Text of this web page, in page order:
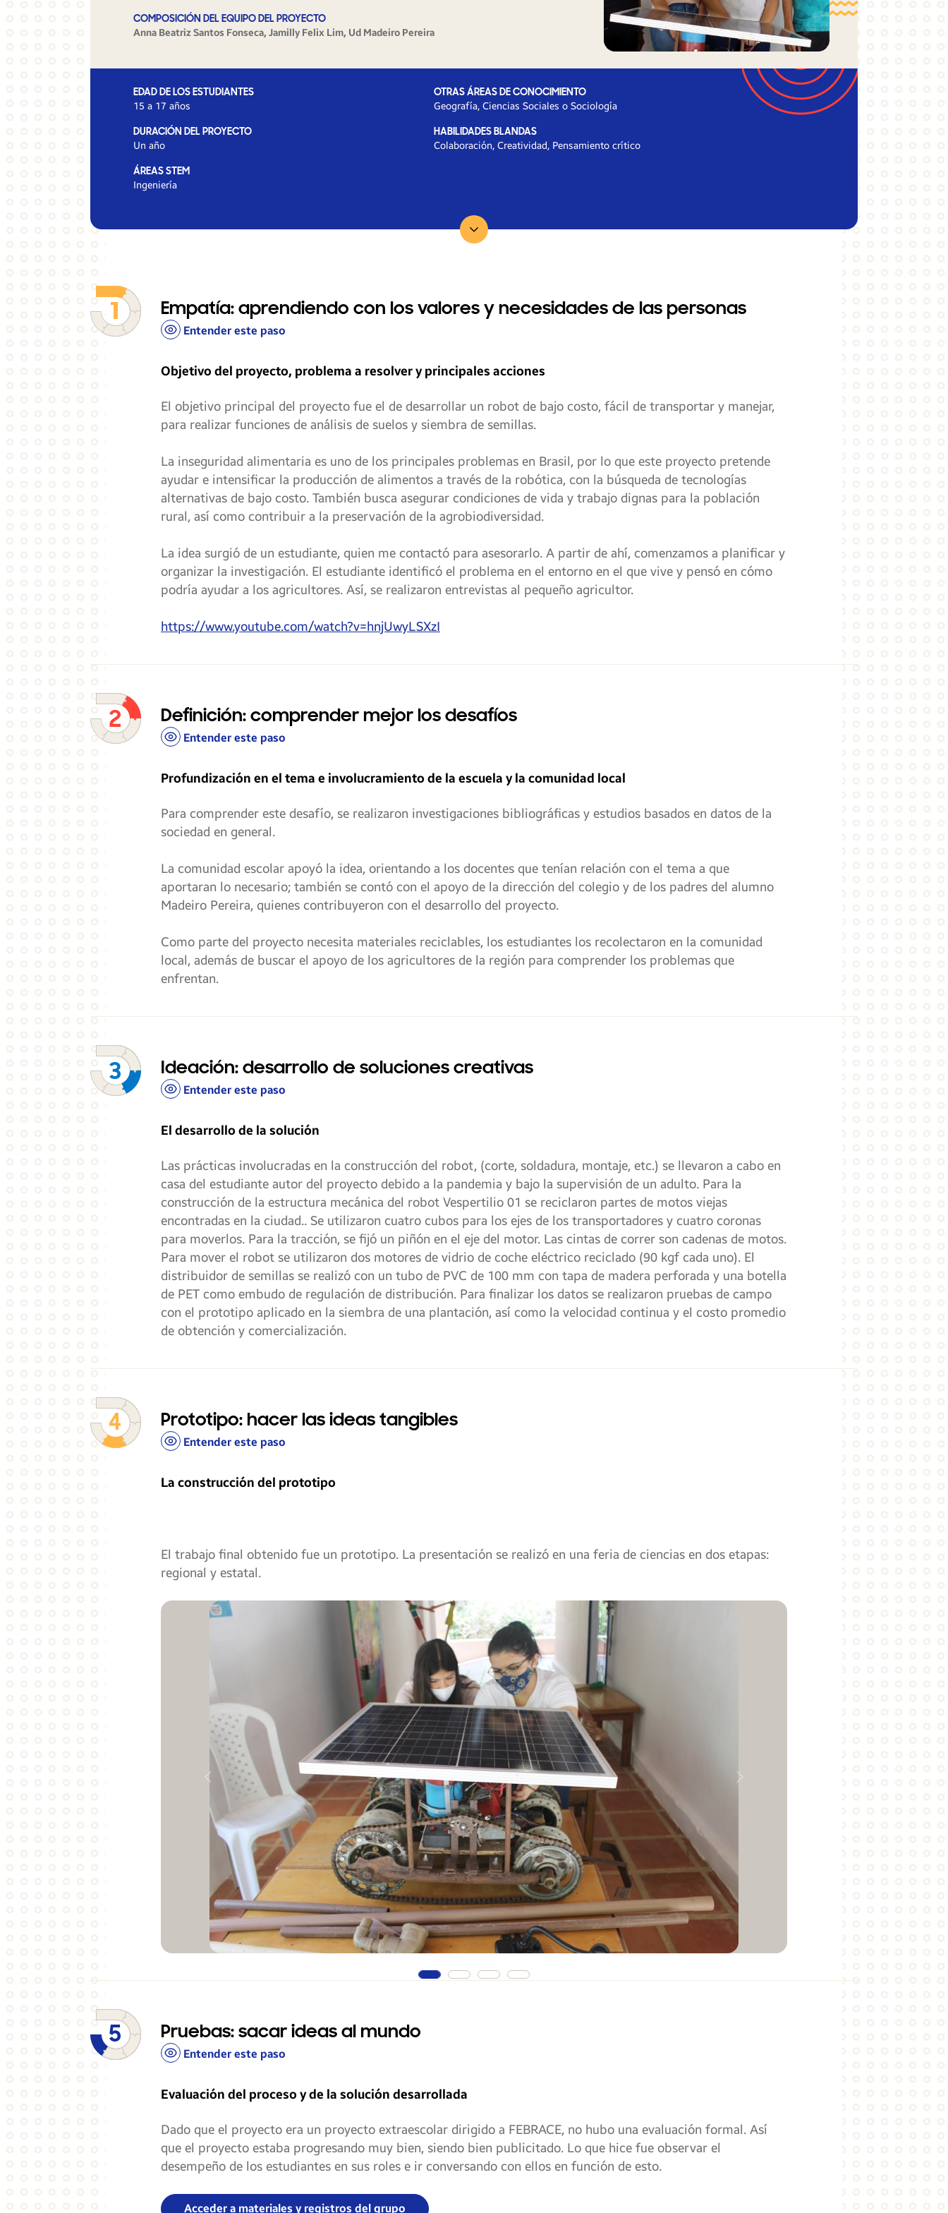
COMPOSICIÓN DEL EQUIPO DEL PROYECTO
Anna Beatriz Santos Fonseca, Jamilly Felix Lim, Ud Madeiro Pereira
EDAD DE LOS ESTUDIANTES
15 a 17 años
OTRAS ÁREAS DE CONOCIMIENTO
Geografía, Ciencias Sociales o Sociología
DURACIÓN DEL PROYECTO
Un año
HABILIDADES BLANDAS
Colaboración, Creatividad, Pensamiento crítico
ÁREAS STEM
Ingeniería
Ir para...
Empatía: aprendiendo con los valores y necesidades de las personas
Entender este paso
Objetivo del proyecto, problema a resolver y principales acciones
El objetivo principal del proyecto fue el de desarrollar un robot de bajo costo, fácil de transportar y manejar,
para realizar funciones de análisis de suelos y siembra de semillas.
La inseguridad alimentaria es uno de los principales problemas en Brasil, por lo que este proyecto pretende
ayudar e intensificar la producción de alimentos a través de la robótica, con la búsqueda de tecnologías
alternativas de bajo costo. También busca asegurar condiciones de vida y trabajo dignas para la población
rural, así como contribuir a la preservación de la agrobiodiversidad.
La idea surgió de un estudiante, quien me contactó para asesorarlo. A partir de ahí, comenzamos a planificar y
organizar la investigación. El estudiante identificó el problema en el entorno en el que vive y pensó en cómo
podría ayudar a los agricultores. Así, se realizaron entrevistas al pequeño agricultor.
https://www.youtube.com/watch?v=hnjUwyLSXzI
Definición: comprender mejor los desafíos
Entender este paso
Profundización en el tema e involucramiento de la escuela y la comunidad local
Para comprender este desafío, se realizaron investigaciones bibliográficas y estudios basados ​​en datos de la
sociedad en general.
La comunidad escolar apoyó la idea, orientando a los docentes que tenían relación con el tema a que
aportaran lo necesario; también se contó con el apoyo de la dirección del colegio y de los padres del alumno
Madeiro Pereira, quienes contribuyeron con el desarrollo del proyecto.
Como parte del proyecto necesita materiales reciclables, los estudiantes los recolectaron en la comunidad
local, además de buscar el apoyo de los agricultores de la región para comprender los problemas que
enfrentan.
Ideación: desarrollo de soluciones creativas
Entender este paso
El desarrollo de la solución
Las prácticas involucradas en la construcción del robot, (corte, soldadura, montaje, etc.) se llevaron a cabo en
casa del estudiante autor del proyecto debido a la pandemia y bajo la supervisión de un adulto. Para la
construcción de la estructura mecánica del robot Vespertilio 01 se reciclaron partes de motos viejas
encontradas en la ciudad.. Se utilizaron cuatro cubos para los ejes de los transportadores y cuatro coronas
para moverlos. Para la tracción, se fijó un piñón en el eje del motor. Las cintas de correr son cadenas de motos.
Para mover el robot se utilizaron dos motores de vidrio de coche eléctrico reciclado (90 kgf cada uno). El
distribuidor de semillas se realizó con un tubo de PVC de 100 mm con tapa de madera perforada y una botella
de PET como embudo de regulación de distribución. Para finalizar los datos se realizaron pruebas de campo
con el prototipo aplicado en la siembra de una plantación, así como la velocidad continua y el costo promedio
de obtención y comercialización.
Prototipo: hacer las ideas tangibles
Entender este paso
La construcción del prototipo
El trabajo final obtenido fue un prototipo. La presentación se realizó en una feria de ciencias en dos etapas:
regional y estatal.
Anterior Próximo
Pruebas: sacar ideas al mundo
Entender este paso
Evaluación del proceso y de la solución desarrollada
Dado que el proyecto era un proyecto extraescolar dirigido a FEBRACE, no hubo una evaluación formal. Así
que el proyecto estaba progresando muy bien, siendo bien publicitado. Lo que hice fue observar el
desempeño de los estudiantes en sus roles e ir conversando con ellos en función de esto.
Acceder a materiales y registros del grupo